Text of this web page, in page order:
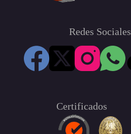
Redes Sociales
Certificados